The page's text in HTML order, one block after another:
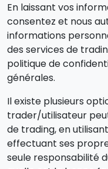
En laissant vos
consentez et nous
informations
des services de
politique de
générales.
Il existe plusieurs
trader/utilisateur
de trading, en
effectuant ses
seule responsabilité